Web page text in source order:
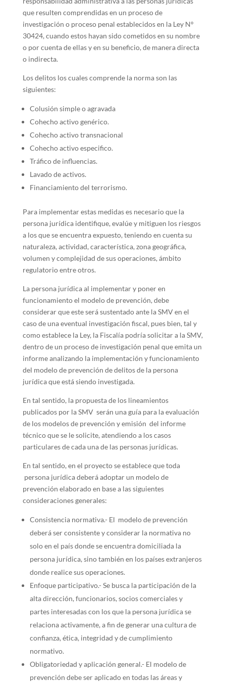
que resulten comprendidas en un proceso de
investigación o proceso penal establecidos en la Ley N°
30424, cuando estos hayan sido cometidos en su nombre
o por cuenta de ellas y en su beneficio, de manera directa
o indirecta.
Los delitos los cuales comprende la norma son las
siguientes:
Colusión simple o agravada
Cohecho activo genérico.
Cohecho activo transnacional
Cohecho activo especifico.
Tráfico de influencias.
Lavado de activos.
Financiamiento del terrorismo.
Para implementar estas medidas es necesario que la
persona jurídica identifique, evalúe y mitiguen los riesgos
a los que se encuentra expuesto, teniendo en cuenta su
naturaleza, actividad, característica, zona geográfica,
volumen y complejidad de sus operaciones, ámbito
regulatorio entre otros.
La persona jurídica al implementar y poner en
funcionamiento el modelo de prevención, debe
considerar que este será sustentado ante la SMV en el
caso de una eventual investigación fiscal, pues bien, tal y
como establece la Ley, la Fiscalía podría solicitar a la SMV,
dentro de un proceso de investigación penal que emita un
informe analizando la implementación y funcionamiento
del modelo de prevención de delitos de la persona
jurídica que está siendo investigada.
En tal sentido, la propuesta de los lineamientos
publicados por la SMV serán una guía para la evaluación
de los modelos de prevención y emisión del informe
técnico que se le solicite, atendiendo a los casos
particulares de cada una de las personas jurídicas.
En tal sentido, en el proyecto se establece que toda
persona jurídica deberá adoptar un modelo de
prevención elaborado en base a las siguientes
consideraciones generales:
Consistencia normativa.- El modelo de prevención
deberá ser consistente y considerar la normativa no
solo en el país donde se encuentra domiciliada la
persona jurídica, sino también en los países extranjeros
donde realice sus operaciones.
Enfoque participativo.- Se busca la participación de la
alta dirección, funcionarios, socios comerciales y
partes interesadas con los que la persona jurídica se
relaciona activamente, a fin de generar una cultura de
confianza, ética, integridad y de cumplimiento
normativo.
Obligatoriedad y aplicación general.- El modelo de
prevención debe ser aplicado en todas las áreas y